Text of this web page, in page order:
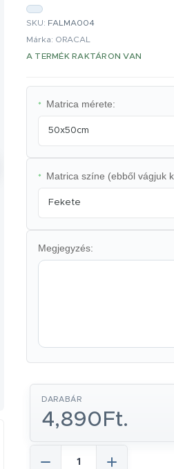
SKU: FALMA004
Márka: ORACAL
A TERMÉK RAKTÁRON VAN
* Matrica mérete:
50x50cm
* Matrica színe (ebből vágjuk
Fekete
Megjegyzés:
DARABÁR
4,890Ft.